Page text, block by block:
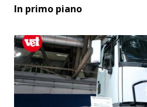
In primo piano